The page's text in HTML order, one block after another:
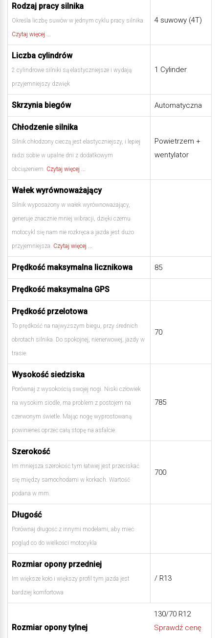
Rodzaj pracy silnika
Określa liczbę suwów w jednym cyklu pracy silnika.
Czytaj więcej ...
4 suwowy (4T)
Liczba cylindrów
2 cylindrowe silniki są elastyczniejsze i wydają
przyjemniejszy dzwięk
1 Cylinder
Skrzynia biegów Automatyczna
Chłodzenie silnika
Silnik chłodzony cieczą jest elastyczniejszy, i lepiej
radzi sobie w upalne dni z dodatkowym
obciążeniem. Czytaj więcej ...
Powietrzem +
wentylator
Wałek wyrównoważający
Silnik wyposażony w wałek wyrównoważający,
generuje znacznie mniej wibracji, dzięki czemu
motocykl się nam nie rozkręca a jazda jest dużo
przyjemniejsza. Czytaj więcej ...
Prędkość maksymalna licznikowa 85
Prędkość maksymalna GPS
Prędkość przelotowa
To prędkość na najwyższym biegu, przy średnich
obrotach silnika. Do spokojnej, nienerwowej, jazdy w
trasie.
70
Wysokość siedziska
Porównaj z wysokością swojej nogi. Niski człowiek
na wysokim siodle, ma problem z postojem na
czerwonym świetle. Mając nogę wyprostowaną
powinieneś oprzeć całą stopę na asfalcie.
785
Szerokość
Im mniejsza szerokość tym łatwiej jest przeciskać
się między samochodami w korkach. Wartość
podana w mm.
700
Długość
Porównaj długość z innymi modelami, aby mieć
pogląd co do wielkości motocykla
Rozmiar opony przedniej
Im większe koło i większy profil tym jazda jest
bardziej komfortowa
/ R13
Rozmiar opony tylnej
130/70 R12
Sprawdź cenę